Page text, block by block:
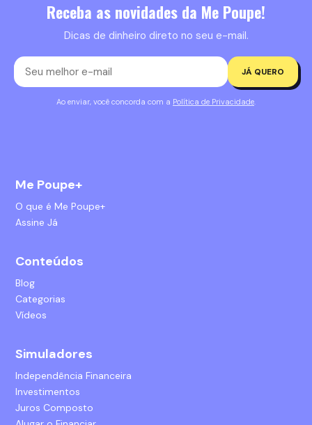
Receba as novidades da Me Poupe!
Dicas de dinheiro direto no seu e-mail.
JÁ QUERO
Ao enviar, você concorda com a Política de Privacidade.
Me Poupe+
O que é Me Poupe+
Assine Já
Conteúdos
Blog
Categorias
Vídeos
Simuladores
Independência Financeira
Investimentos
Juros Composto